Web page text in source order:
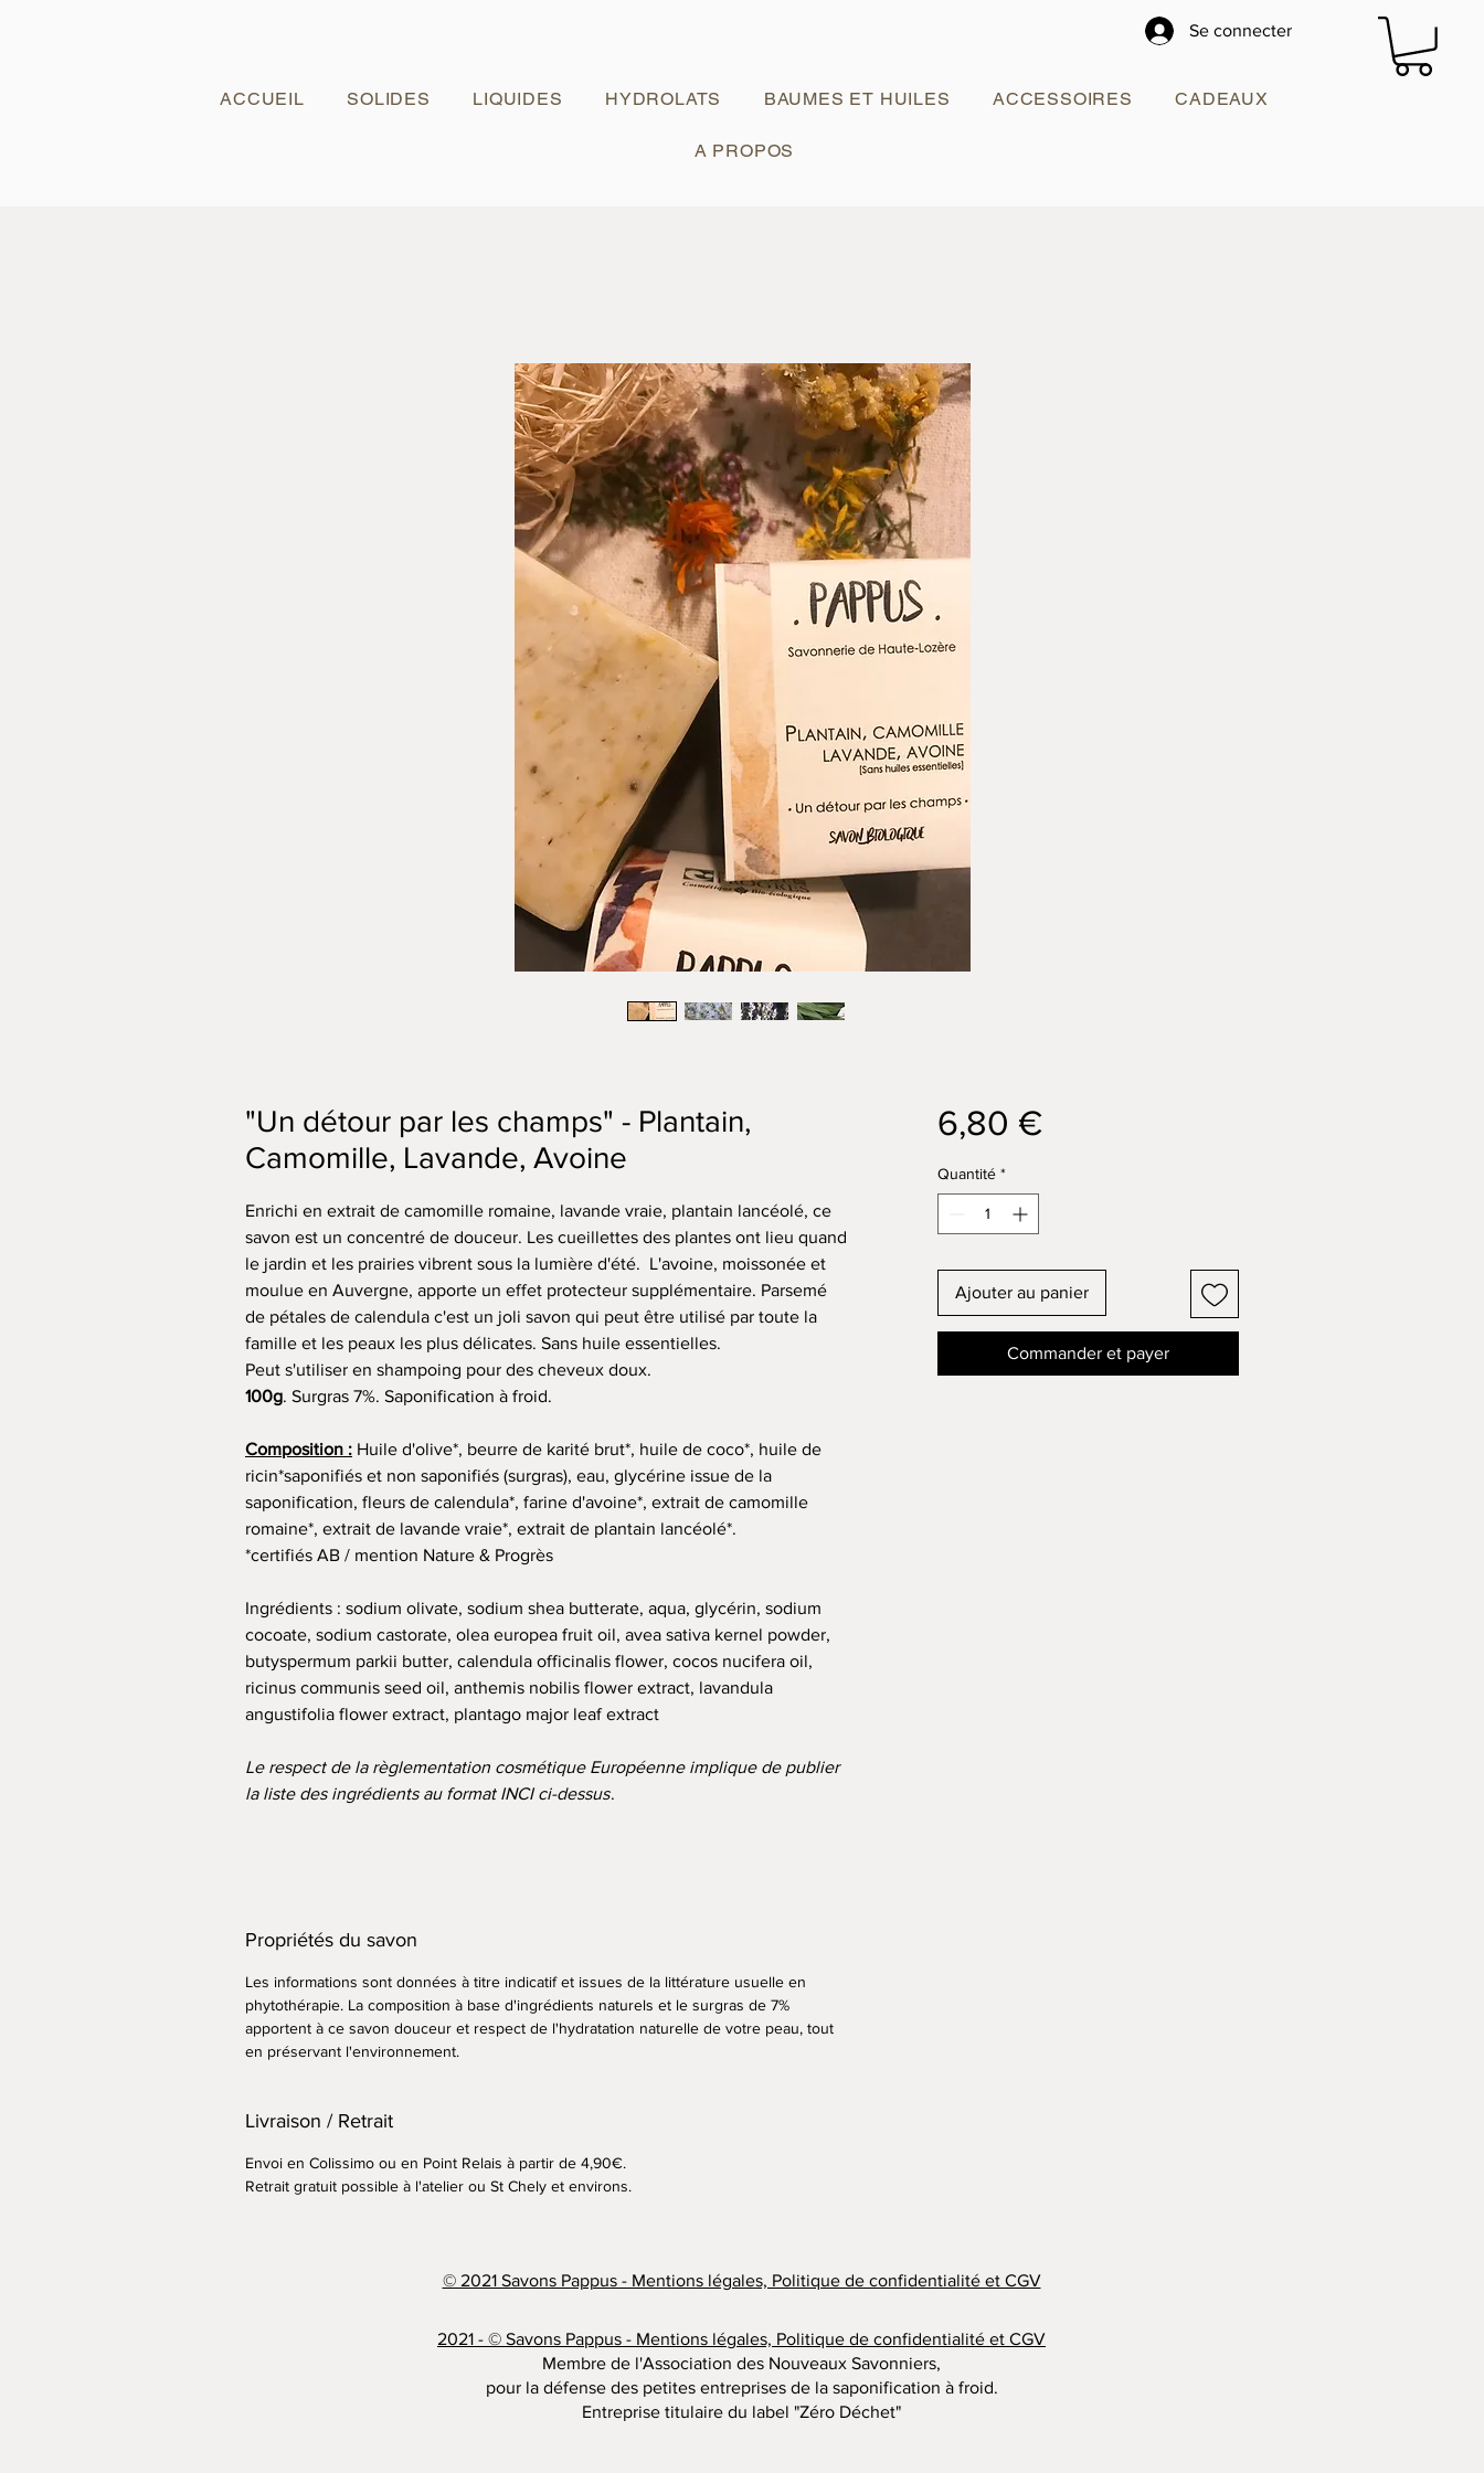
Se connecter
ACCUEIL SOLIDES LIQUIDES HYDROLATS BAUMES ET HUILES ACCESSOIRES CADEAUX
A PROPOS
"Un détour par les champs" - Plantain,
Camomille, Lavande, Avoine
Enrichi en extrait de camomille romaine, lavande vraie, plantain lancéolé, ce
savon est un concentré de douceur. Les cueillettes des plantes ont lieu quand
le jardin et les prairies vibrent sous la lumière d'été. L'avoine, moissonée et
moulue en Auvergne, apporte un effet protecteur supplémentaire. Parsemé
de pétales de calendula c'est un joli savon qui peut être utilisé par toute la
famille et les peaux les plus délicates. Sans huile essentielles.
Peut s'utiliser en shampoing pour des cheveux doux.
100g. Surgras 7%. Saponification à froid.
Composition : Huile d'olive*, beurre de karité brut*, huile de coco*, huile de
ricin*saponifiés et non saponifiés (surgras), eau, glycérine issue de la
saponification, fleurs de calendula*, farine d'avoine*, extrait de camomille
romaine*, extrait de lavande vraie*, extrait de plantain lancéolé*.
*certifiés AB / mention Nature & Progrès
Ingrédients : sodium olivate, sodium shea butterate, aqua, glycérin, sodium
cocoate, sodium castorate, olea europea fruit oil, avea sativa kernel powder,
butyspermum parkii butter, calendula officinalis flower, cocos nucifera oil,
ricinus communis seed oil, anthemis nobilis flower extract, lavandula
angustifolia flower extract, plantago major leaf extract
Le respect de la règlementation cosmétique Européenne implique de publier
la liste des ingrédients au format INCI ci-dessus.
Propriétés du savon
Les informations sont données à titre indicatif et issues de la littérature usuelle en
phytothérapie. La composition à base d'ingrédients naturels et le surgras de 7%
apportent à ce savon douceur et respect de l'hydratation naturelle de votre peau, tout
en préservant l'environnement.
Livraison / Retrait
Envoi en Colissimo ou en Point Relais à partir de 4,90€.
Retrait gratuit possible à l'atelier ou St Chely et environs.
6,80 €Prix
Quantité *
Ajouter au panier
Commander et payer
© 2021 Savons Pappus - Mentions légales, Politique de confidentialité et CGV
2021 - © Savons Pappus - Mentions légales, Politique de confidentialité et CGV
Membre de l'Association des Nouveaux Savonniers,
pour la défense des petites entreprises de la saponification à froid.
Entreprise titulaire du label "Zéro Déchet"